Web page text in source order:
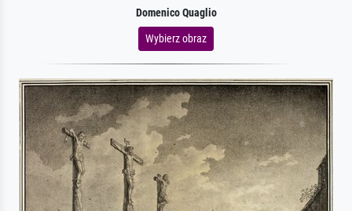
Domenico Quaglio
Wybierz obraz